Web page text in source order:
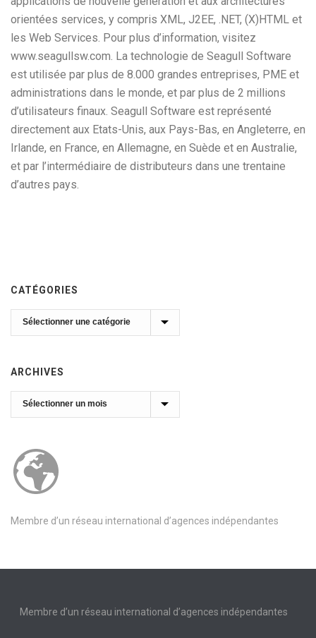
orientées services, y compris XML, J2EE, .NET, (X)HTML et
les Web Services. Pour plus d’information, visitez
www.seagullsw.com. La technologie de Seagull Software
est utilisée par plus de 8.000 grandes entreprises, PME et
administrations dans le monde, et par plus de 2 millions
d’utilisateurs finaux. Seagull Software est représenté
directement aux Etats-Unis, aux Pays-Bas, en Angleterre, en
Irlande, en France, en Allemagne, en Suède et en Australie,
et par l’intermédiaire de distributeurs dans une trentaine
d’autres pays.
CATÉGORIES
Catégories
ARCHIVES
Archives
Membre d’un réseau international d’agences indépendantes
Membre d’un réseau international d’agences indépendantes